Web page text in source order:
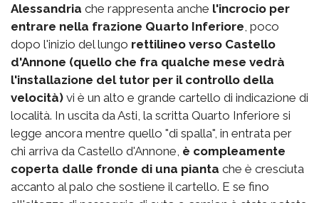
Alessandria che rappresenta anche l'incrocio per
entrare nella frazione Quarto Inferiore , poco
dopo l'inizio del lungo rettilineo verso Castello
d'Annone (quello che fra qualche mese vedrà
l'installazione del tutor per il controllo della
velocità) vi è un alto e grande cartello di indicazione di
località. In uscita da Asti, la scritta Quarto Inferiore si
legge ancora mentre quello "di spalla", in entrata per
chi arriva da Castello d'Annone, è compleamente
coperta dalle fronde di una pianta che è cresciuta
accanto al palo che sostiene il cartello. E se fino